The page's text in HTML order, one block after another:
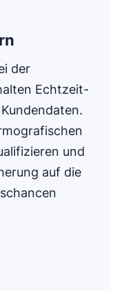
der
Echtzeit-
und
auf die